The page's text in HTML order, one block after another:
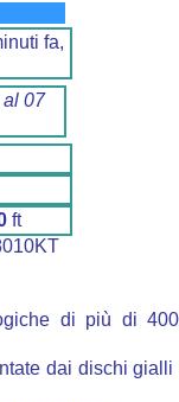
fa,
07
ft
di più di
dai dischi gialli